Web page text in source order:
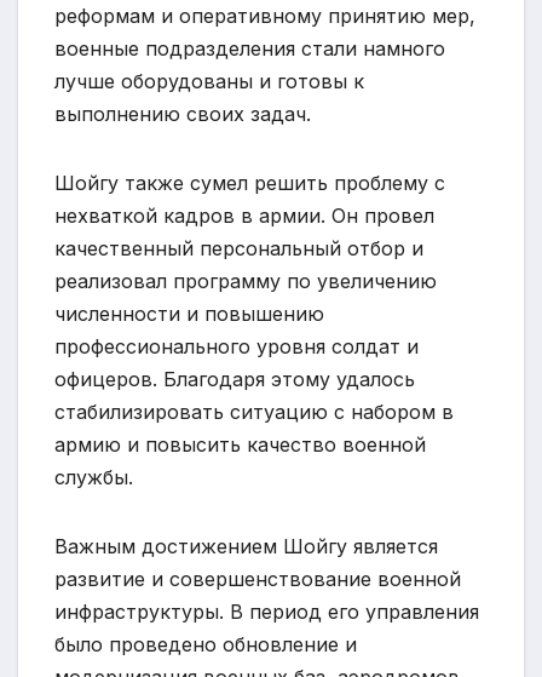
реформам и оперативному принятию мер,
военные подразделения стали намного
лучше оборудованы и готовы к
выполнению своих задач.
Шойгу также сумел решить проблему с
нехваткой кадров в армии. Он провел
качественный персональный отбор и
реализовал программу по увеличению
численности и повышению
профессионального уровня солдат и
офицеров. Благодаря этому удалось
стабилизировать ситуацию с набором в
армию и повысить качество военной
службы.
Важным достижением Шойгу является
развитие и совершенствование военной
инфраструктуры. В период его управления
было проведено обновление и